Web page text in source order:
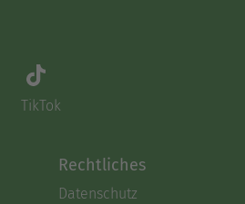
TikTok
Rechtliches
Datenschutz